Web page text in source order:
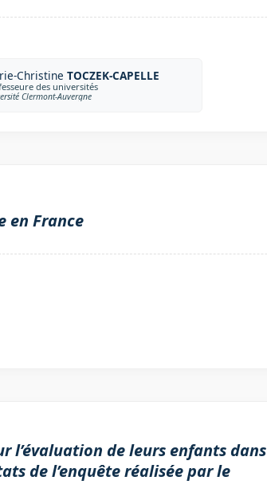
Christine TOCZEK-CAPELLE
des universités
Clermont-Auvergne
en France
l’évaluation de leurs enfants dans
de l’enquête réalisée par le